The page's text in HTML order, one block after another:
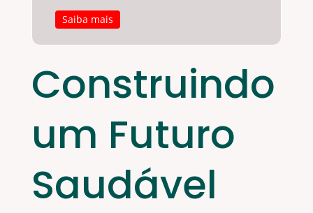
Saiba mais
Construindo
um Futuro
Saudável